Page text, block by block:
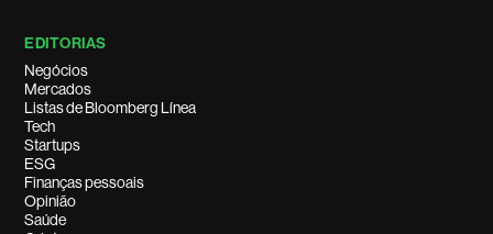
EDITORIAS
Negócios
Mercados
Listas de Bloomberg Línea
Tech
Startups
ESG
Finanças pessoais
Opinião
Saúde